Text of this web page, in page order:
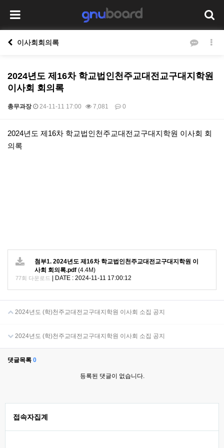
이사회회의록
2024년도 제16차 학교법인천주교대전교구대지학원
이사회 회의록
총무과장 24-11-11 17:00 7,081 0
본문
2024년도 제16차 학교법인천주교대전교구대지학원 이사회 회
의록
첨부1. 2024년도 제16차 학교법인천주교대전교구대지학원 이
사회 회의록.pdf (4.4M)
77회 다운로드 DATE : 2024-11-11 17:00:12
2024년도 (학)천주교대전교구대지학원 이사회 소집 공지
2024년도 (학)천주교대전교구대지학원 이사회 소집 공지
댓글목록 0
등록된 댓글이 없습니다.
접속자집계